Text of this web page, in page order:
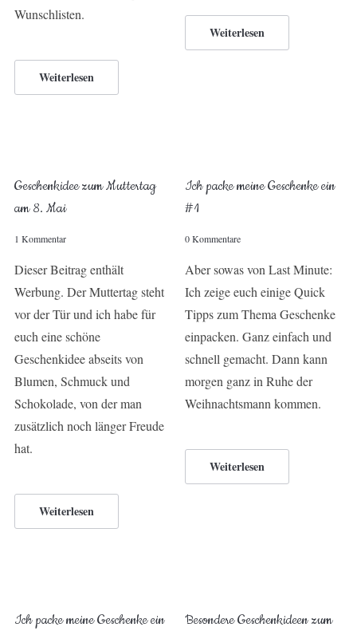
Wunschlisten.
Weiterlesen
Weiterlesen
Geschenkidee zum Muttertag
am 8. Mai
1 Kommentar
Dieser Beitrag enthält
Werbung. Der Muttertag steht
vor der Tür und ich habe für
euch eine schöne
Geschenkidee abseits von
Blumen, Schmuck und
Schokolade, von der man
zusätzlich noch länger Freude
hat.
Weiterlesen
Ich packe meine Geschenke ein
#1
0 Kommentare
Aber sowas von Last Minute:
Ich zeige euch einige Quick
Tipps zum Thema Geschenke
einpacken. Ganz einfach und
schnell gemacht. Dann kann
morgen ganz in Ruhe der
Weihnachtsmann kommen.
Weiterlesen
Ich packe meine Geschenke ein
Besondere Geschenkideen zum